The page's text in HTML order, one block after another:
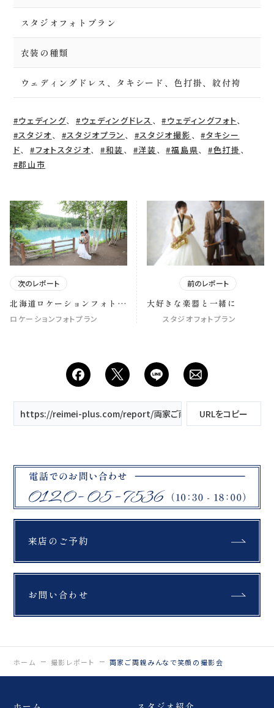
スタジオフォトプラン
衣装の種類
ウェディングドレス、タキシード、色打掛、紋付袴
#ウェディング、 #ウェディングドレス 、#ウェディングフォト、
#スタジオ、 #スタジオプラン 、 #スタジオ撮影 、#タキシー
ド、 #フォトスタジオ、#和装 、 #洋装 、#福島県、 #色打掛、
#郡山市
次のレポート
北海道ロケーションフォト～
美瑛町 青い池～
ロケーションフォトプラン
前のレポート
大好きな楽器と一緒に
スタジオフォトプラン
https://reimei-plus.com/report/両家ご両親みんなで笑顔の撮影
URLをコピー
来店のご予約
お問い合わせ
ホーム 撮影レポート 両家ご両親みんなで笑顔の撮影会